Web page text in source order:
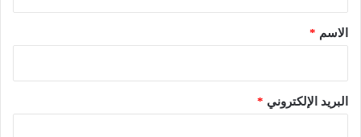
*الاسم *
البريد الإلكتروني *